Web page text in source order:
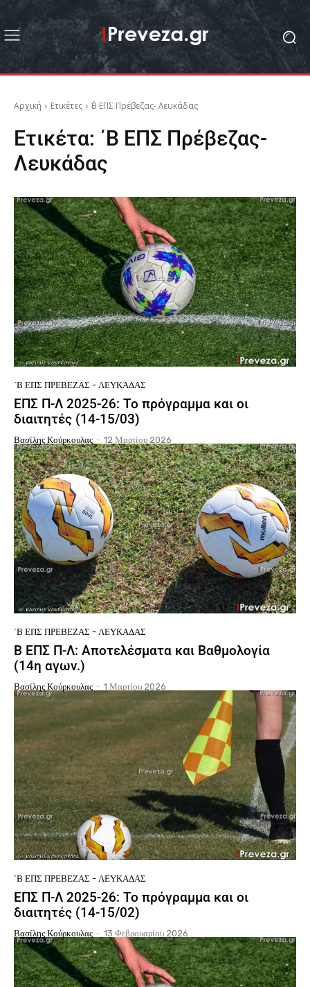
Αρχική Ετικέτες ΄Β ΕΠΣ Πρέβεζας- Λευκάδας
Ετικέτα: ΄Β ΕΠΣ Πρέβεζας-
Λευκάδας
΄Β ΕΠΣ ΠΡΈΒΕΖΑΣ - ΛΕΥΚΆΔΑΣ
ΕΠΣ Π-Λ 2025-26: Το πρόγραμμα και οι
διαιτητές (14-15/03)
Βασίλης Κούρκουλας - 12 Μαρτίου 2026
΄Β ΕΠΣ ΠΡΈΒΕΖΑΣ - ΛΕΥΚΆΔΑΣ
Β ΕΠΣ Π-Λ: Αποτελέσματα και Βαθμολογία
(14η αγων.)
Βασίλης Κούρκουλας - 1 Μαρτίου 2026
΄Β ΕΠΣ ΠΡΈΒΕΖΑΣ - ΛΕΥΚΆΔΑΣ
ΕΠΣ Π-Λ 2025-26: Το πρόγραμμα και οι
διαιτητές (14-15/02)
Βασίλης Κούρκουλας - 13 Φεβρουαρίου 2026